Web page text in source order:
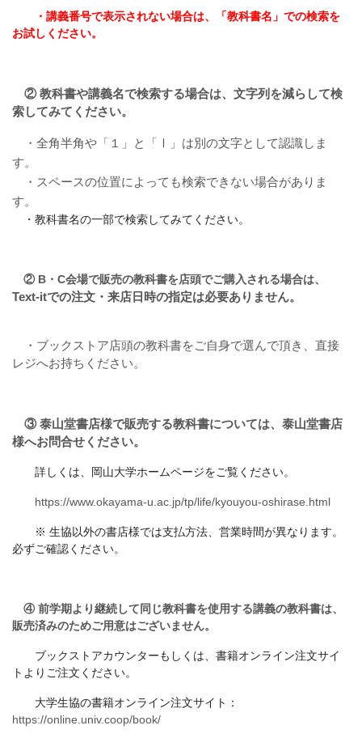
・講義番号で表示されない場合は、「教科書名」での検索を
お試しください。
② 教科書や講義名で検索する場合は、文字列を減らして検
索してみてください。
・全角半角や「 １」と「Ⅰ」 は別の文字として認識しま
す。
・スペースの位置によっても検索できない場合がありま
す。
・教科書名の一部で検索してみてください。
② B・C会場で販売の教科書を店頭でご購入される場合は、
Text-itでの注文・来店日時の指定は必要ありません。
・ブックストア店頭の教科書をご自身で選んで頂き、直接
レジへお持ちください。
③ 泰山堂書店様で販売する教科書については、泰山堂書店
様へお問合せください。
詳しくは、岡山大学ホームページをご覧ください。
https://www.okayama-u.ac.jp/tp/life/kyouyou-oshirase.html
※ 生協以外の書店様では支払方法、営業時間が異なります。
必ずご確認ください。
④ 前学期より継続して同じ教科書を使用する講義の教科書は、
販売済みのためご用意はございません。
ブックストアカウンターもしくは、書籍オンライン注文サイ
トよりご注文ください。
大学生協の書籍オンライン注文サイト：
https://online.univ.coop/book/